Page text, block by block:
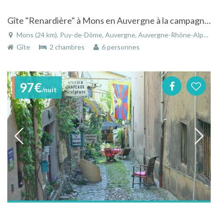
Gîte "Renardière" à Mons en Auvergne à la campagne dans l'enceinte d'un château
Mons (24 km), Puy-de-Dôme, Auvergne, Auvergne-Rhône-Alpes, France
Gîte
2 chambres 6 personnes
97€/nuit